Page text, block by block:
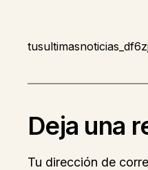
Deja una
Tu dirección de